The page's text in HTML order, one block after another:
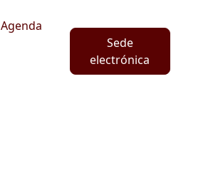
Agenda
Sede
electrónica